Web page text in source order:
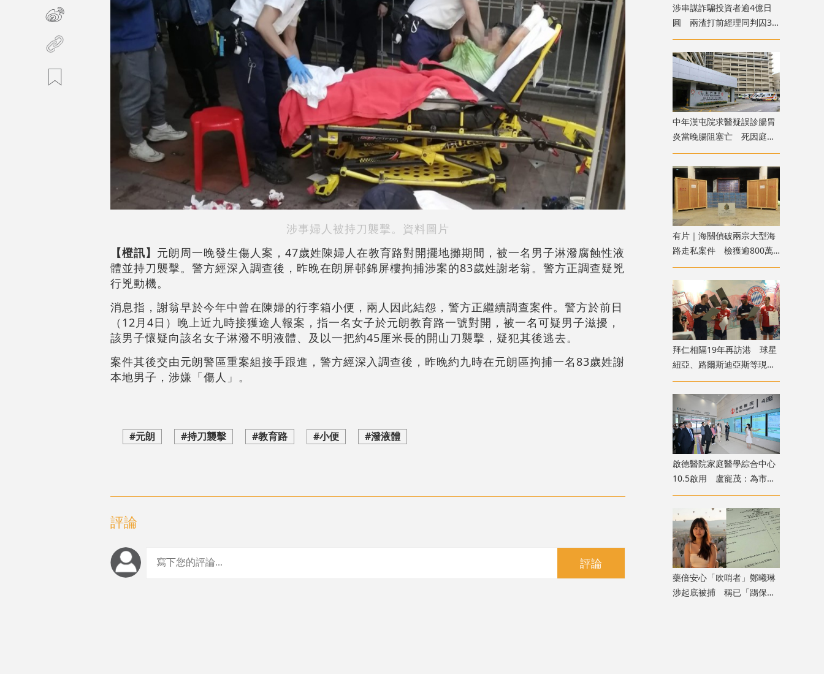
涉事婦人被持刀襲擊。資料圖片
【橙訊】 元朗周一晚發生傷人案，47歲姓陳婦人在教育路對開擺地攤期間，被一名男子淋潑腐蝕性液
體並持刀襲擊。警方經深入調查後，昨晚在朗屏邨錦屏樓拘捕涉案的83歲姓謝老翁。警方正調查疑兇
行兇動機。
消息指，謝翁早於今年中曾在陳婦的行李箱小便，兩人因此結怨，警方正繼續調查案件。警方於前日
（12月4日）晚上近九時接獲途人報案，指一名女子於元朗教育路一號對開，被一名可疑男子滋擾，
該男子懷疑向該名女子淋潑不明液體、及以一把約45厘米長的開山刀襲擊，疑犯其後逃去。
案件其後交由元朗警區重案組接手跟進，警方經深入調查後，昨晚約九時在元朗區拘捕一名83歲姓謝
本地男子，涉嫌「傷人」。
#元朗 #持刀襲擊 #教育路 #小便 #潑液體
評論
評論
涉串謀詐騙投資者逾4億日
圓 兩渣打前經理同判囚3
年
中年漢屯院求醫疑誤診腸胃
炎當晚腸阻塞亡 死因庭展
開研訊
有片｜海關偵破兩宗大型海
路走私案件 檢獲逾800萬
支私煙拘捕3人
拜仁相隔19年再訪港 球星
紐亞、路爾斯迪亞斯等現身
尖沙咀見球迷
啟德醫院家庭醫學綜合中心
10.5啟用 盧寵茂：為市民
提供額外診症名額
藥倍安心「吹哨者」鄭曦琳
涉起底被捕 稱已「踢保」